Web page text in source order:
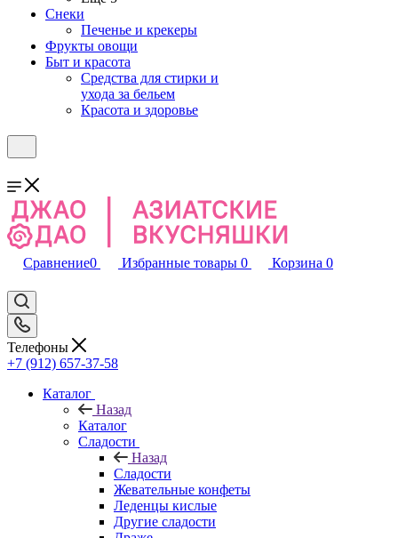
Снеки
Печенье и крекеры
Фрукты овощи
Быт и красота
Средства для стирки и
ухода за бельем
Красота и здоровье
Сравнение0 Избранные товары 0 Корзина 0
Телефоны
+7 (912) 657-37-58
Каталог
Назад
Каталог
Сладости
Назад
Сладости
Жевательные конфеты
Леденцы кислые
Другие сладости